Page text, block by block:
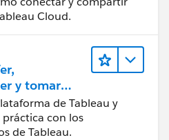
Cloud.
y tomar
partir de losde Tableau y
práctica con los
de Tableau.